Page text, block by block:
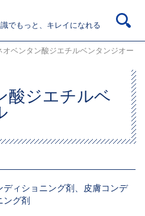
でもっと、キレイになれる
オベンタン酸ジエチルベンタンジオー
酸ジエチルベ
ディショニング剤、皮膚コンデ
ング剤